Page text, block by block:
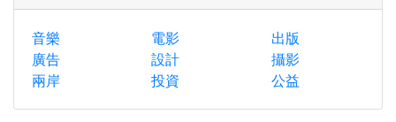
音樂 電影
出版
廣告
設計
攝影
兩岸
投資 公益